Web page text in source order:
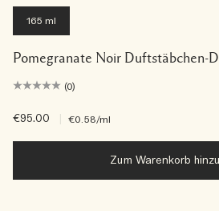
165 ml
Pomegranate Noir Duftstäbchen-
(0)
€95.00 €0.58/ml
Zum Warenkorb